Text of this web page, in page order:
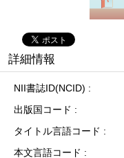
詳細情報
NII書誌ID(NCID)
出版国コード
タイトル言語コード
本文言語コード